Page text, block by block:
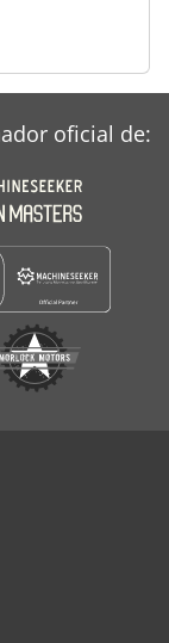
oficial de: